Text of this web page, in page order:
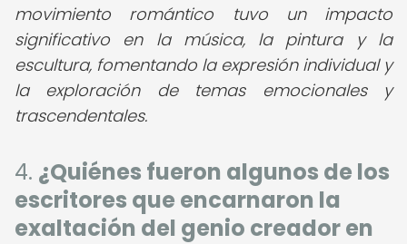
movimiento romántico tuvo un impacto
significativo en la música, la pintura y la
escultura, fomentando la expresión individual y
la exploración de temas emocionales y
trascendentales.
4. ¿Quiénes fueron algunos de los
escritores que encarnaron la
exaltación del genio creador en